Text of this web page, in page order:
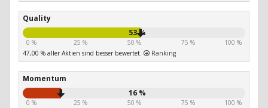
Quality
53 %
0 % 25 % 50 % 75 %
100 %
47,00 % aller Aktien sind besser bewertet.
Ranking
Momentum
16 %
0 % 25 % 50 % 75 %
100 %